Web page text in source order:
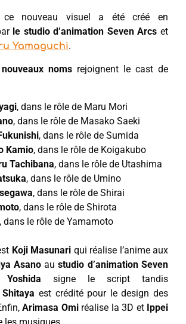
nouveau visuel a été créé en
le studio d’animation Seven Arcs et
Yamaguchi.
noms rejoignent le cast de
, dans le rôle de Maru Mori
, dans le rôle de Masako Saeki
, dans le rôle de Sumida
Kamio, dans le rôle de Koigakubo
Tachibana, dans le rôle de Utashima
, dans le rôle de Umino
, dans le rôle de Shirai
, dans le rôle de Shirota
, dans le rôle de Yamamoto
Koji Masunari qui réalise l’anime aux
Asanoaustudio d’animation Seven
signe le script tandis
est crédité pour le design des
Arimasa Omiréalise la 3D et Ippei